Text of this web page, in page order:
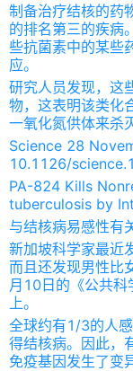
制备治疗结核的药
的排名第三的疾病
些抗菌素中的某些
应。
研究人员发现，这
物，这表明该类化
一氧化氮供体来杀
Science 28
10.1126/
PA-824 Kills
tuberculosis by
与结核病易感性有
新加坡科学家最近
而且还发现男性比
月10日的《公共科
上。
全球约有1/3的人
得结核病。因此，
免疫基因发生了变